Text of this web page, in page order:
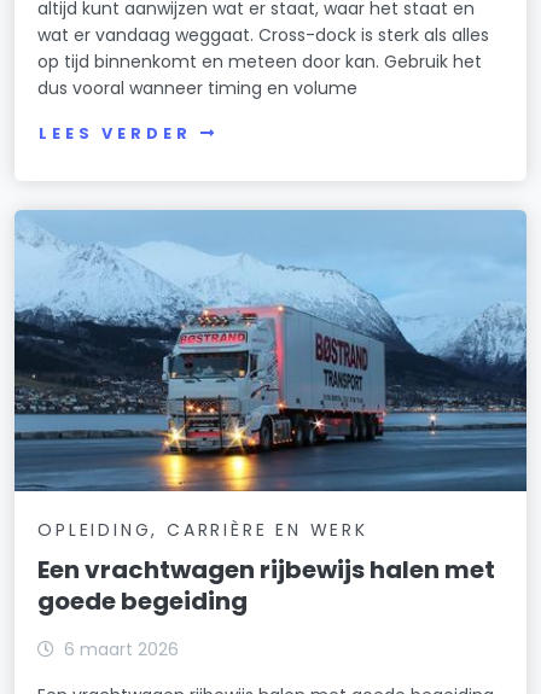
altijd kunt aanwijzen wat er staat, waar het staat en
wat er vandaag weggaat. Cross-dock is sterk als alles
op tijd binnenkomt en meteen door kan. Gebruik het
dus vooral wanneer timing en volume
LEES VERDER
OPLEIDING, CARRIÈRE EN WERK
Een vrachtwagen rijbewijs halen met
goede begeiding
6 maart 2026